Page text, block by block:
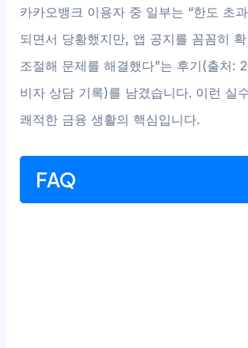
카카오뱅크 이용자 중 일부는 “한도 초
되면서 당황했지만, 앱 공지를 꼼꼼히
조절해 문제를 해결했다”는 후기(출처:
비자 상담 기록)를 남겼습니다. 이런 실
쾌적한 금융 생활의 핵심입니다.
FAQ